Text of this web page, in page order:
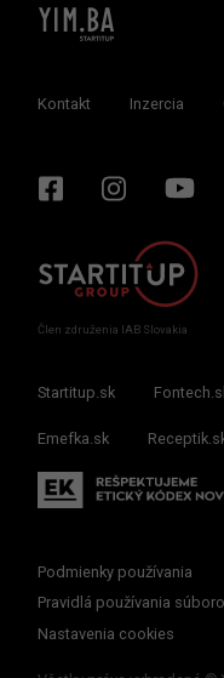
Kontakt Inzercia
Člen združenia IAB Slovakia
Startitup.sk
Emefka.sk
Podmienky používania
Pravidlá používania
Nastavenia cookies